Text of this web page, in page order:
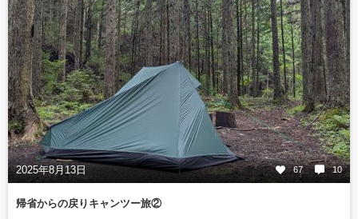
2025年8月13日 67 10
帰省からの戻りキャンツー旅②